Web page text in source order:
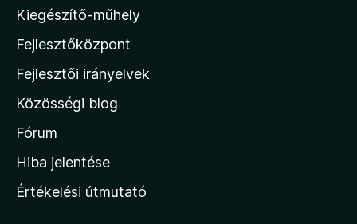
z
i
l
a
h
o
l
Kiegészítő-műhely
Fejlesztőközpont
Fejlesztői irányelvek
Közösségi blog
Fórum
Hiba jelentése
Értékelési útmutató